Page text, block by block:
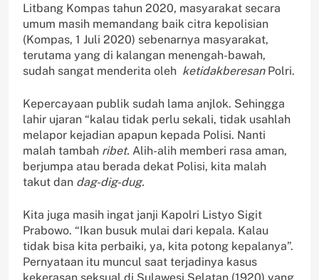
Litbang Kompas tahun 2020, masyarakat secara
umum masih memandang baik citra kepolisian
(Kompas, 1 Juli 2020) sebenarnya masyarakat,
terutama yang di kalangan menengah-bawah,
sudah sangat menderita oleh ketidakberesanPolri.
Kepercayaan publik sudah lama anjlok. Sehingga
lahir ujaran “kalau tidak perlu sekali, tidak usahlah
melapor kejadian apapun kepada Polisi. Nanti
malah tambah ribet. Alih-alih memberi rasa aman,
berjumpa atau berada dekat Polisi, kita malah
takut dan dag-dig-dug.
Kita juga masih ingat janji Kapolri Listyo Sigit
Prabowo. “Ikan busuk mulai dari kepala. Kalau
tidak bisa kita perbaiki, ya, kita potong kepalanya”.
Pernyataan itu muncul saat terjadinya kasus